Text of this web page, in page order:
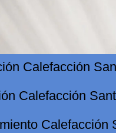
Calefacción
Calefacción
Calefacción